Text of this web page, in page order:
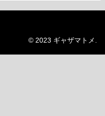
© 2023 ギャザマトメ.